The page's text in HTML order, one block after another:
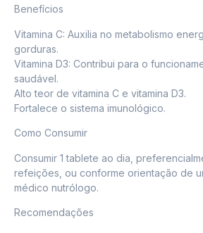
Benefícios
Vitamina C: Auxilia no metabolismo
gorduras.
Vitamina D3: Contribui para o
saudável.
Alto teor de vitamina C e vitamina D3.
Fortalece o sistema imunológico.
Como Consumir
Consumir 1 tablete ao dia,
refeições, ou conforme orientação de
médico nutrólogo.
Recomendações